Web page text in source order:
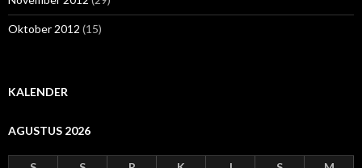
Oktober 2012 (15)
KALENDER
AGUSTUS 2026